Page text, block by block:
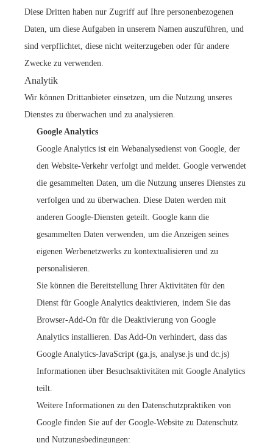
Diese Dritten haben nur Zugriff auf Ihre personenbezogenen
Daten, um diese Aufgaben in unserem Namen auszuführen, und
sind verpflichtet, diese nicht weiterzugeben oder für andere
Zwecke zu verwenden.
Analytik
Wir können Drittanbieter einsetzen, um die Nutzung unseres
Dienstes zu überwachen und zu analysieren.
Google Analytics
Google Analytics ist ein Webanalysedienst von Google, der
den Website-Verkehr verfolgt und meldet. Google verwendet
die gesammelten Daten, um die Nutzung unseres Dienstes zu
verfolgen und zu überwachen. Diese Daten werden mit
anderen Google-Diensten geteilt. Google kann die
gesammelten Daten verwenden, um die Anzeigen seines
eigenen Werbenetzwerks zu kontextualisieren und zu
personalisieren.
Sie können die Bereitstellung Ihrer Aktivitäten für den
Dienst für Google Analytics deaktivieren, indem Sie das
Browser-Add-On für die Deaktivierung von Google
Analytics installieren. Das Add-On verhindert, dass das
Google Analytics-JavaScript (ga.js, analyse.js und dc.js)
Informationen über Besuchsaktivitäten mit Google Analytics
teilt.
Weitere Informationen zu den Datenschutzpraktiken von
Google finden Sie auf der Google-Website zu Datenschutz
und Nutzungsbedingungen: